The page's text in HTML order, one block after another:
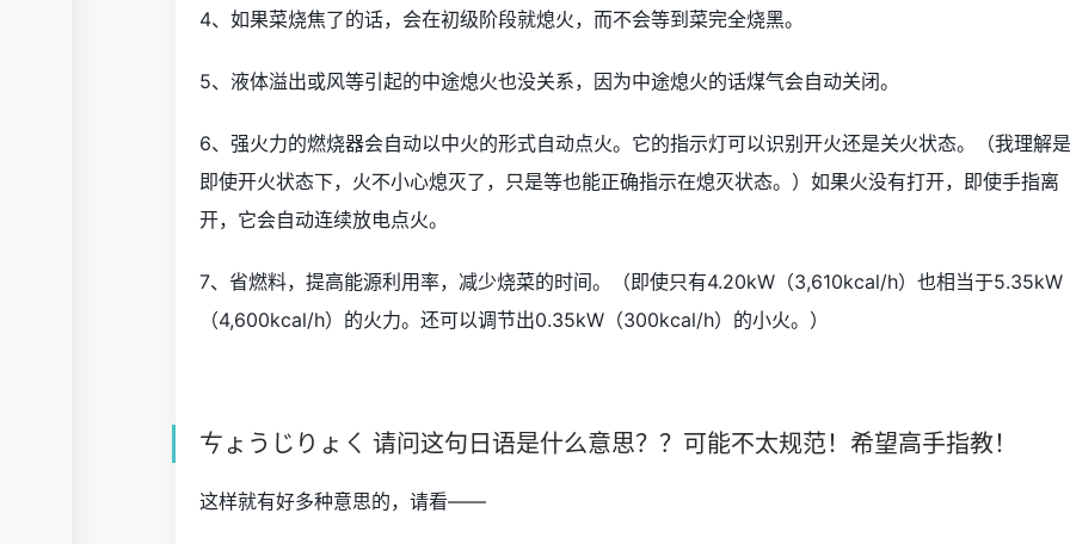
4、如果菜烧焦了的话，会在初级阶段就熄火，而不会等到菜完全烧黑。
5、液体溢出或风等引起的中途熄火也没关系，因为中途熄火的话煤气会自动关闭。
6、强火力的燃烧器会自动以中火的形式自动点火。它的指示灯可以识别开火还是关火状态。（我理解是
即使开火状态下，火不小心熄灭了，只是等也能正确指示在熄灭状态。）如果火没有打开，即使手指离
开，它会自动连续放电点火。
7、省燃料，提高能源利用率，减少烧菜的时间。（即使只有4.20kW（3,610kcal/h）也相当于5.35kW
（4,600kcal/h）的火力。还可以调节出0.35kW（300kcal/h）的小火。）
ㄘょうじりょㄑ 请问这句日语是什么意思？？可能不太规范！希望高手指教！
这样就有好多种意思的，请看——